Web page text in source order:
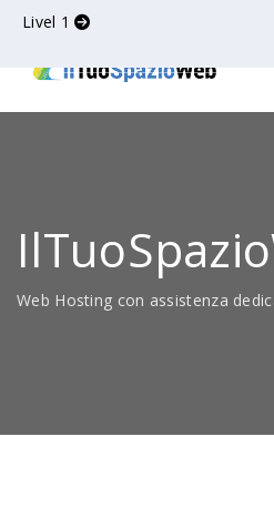
Livel 1
Web Hosting con assistenza